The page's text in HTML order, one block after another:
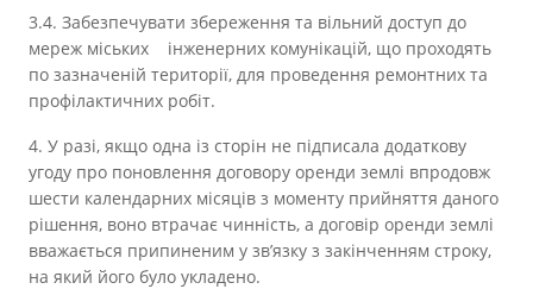
3.4. Забезпечувати збереження та вільний доступ до
мереж міських інженерних комунікацій, що проходять
по зазначеній території, для проведення ремонтних та
профілактичних робіт.
4. У разі, якщо одна із сторін не підписала додаткову
угоду про поновлення договору оренди землі впродовж
шести календарних місяців з моменту прийняття даного
рішення, воно втрачає чинність, а договір оренди землі
вважається припиненим у зв’язку з закінченням строку,
на який його було укладено.